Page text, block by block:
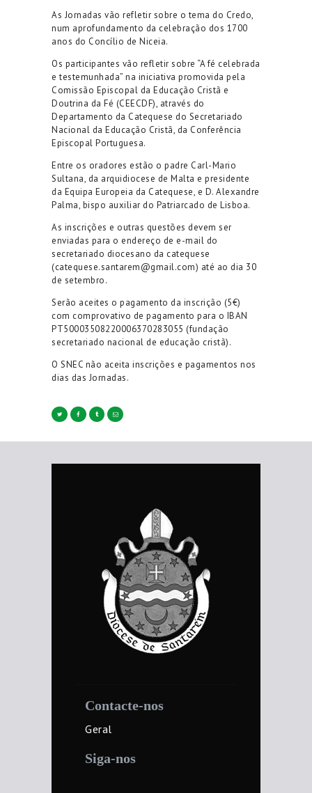
As Jornadas vão refletir sobre o tema do Credo,
num aprofundamento da celebração dos 1700
anos do Concílio de Niceia.
Os participantes vão refletir sobre “A fé celebrada
e testemunhada” na iniciativa promovida pela
Comissão Episcopal da Educação Cristã e
Doutrina da Fé (CEECDF), através do
Departamento da Catequese do Secretariado
Nacional da Educação Cristã, da Conferência
Episcopal Portuguesa.
Entre os oradores estão o padre Carl-Mario
Sultana, da arquidiocese de Malta e presidente
da Equipa Europeia da Catequese, e D. Alexandre
Palma, bispo auxiliar do Patriarcado de Lisboa.
As inscrições e outras questões devem ser
enviadas para o endereço de e-mail do
secretariado diocesano da catequese
(catequese.santarem@gmail.com) até ao dia 30
de setembro.
Serão aceites o pagamento da inscrição (5€)
com comprovativo de pagamento para o IBAN
PT50003508220006370283055 (fundação
secretariado nacional de educação cristã).
O SNEC não aceita inscrições e pagamentos nos
dias das Jornadas.
Contacte-nos
Geral
Siga-nos